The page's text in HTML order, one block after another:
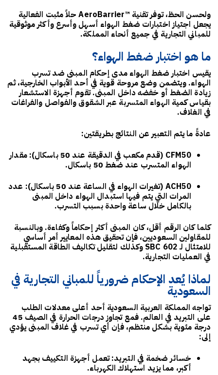
ولحسن الحظ، توفر تقنية ™AeroBarrier حلاً مثبت الفعالية
يجعل اجتياز اختبارات ضغط الهواء أسهل وأسرع وأكثر موثوقية
للمباني التجارية في جميع أنحاء المملكة.
ما هو اختبار ضغط الهواء؟
يقيس اختبار ضغط الهواء مدى إحكام المبنى ضد تسرب
الهواء. ويتضمن وضع مروحة قوية في أحد الأبواب الخارجية، ثم
زيادة الضغط أو خفضه داخل المبنى. تقوم أجهزة الاستشعار
بقياس كمية الهواء المتسربة عبر الشقوق والفواصل والفراغات
في الغلاف.
عادةً ما يتم التعبير عن النتائج بطريقتين:
CFM50 (قدم مكعب في الدقيقة عند 50 باسكال):
مقدار
الهواء المتسرب عند ضغط 50 باسكال.
ACH50 (تغيرات الهواء في الساعة عند 50 باسكال):
عدد
المرات التي يتم فيها استبدال الهواء داخل المبنى
بالكامل خلال ساعة واحدة بسبب التسرب.
كلما كان الرقم أقل، كان المبنى أكثر إحكاماً وكفاءة. وبالنسبة
للمقاولين السعوديين، فإن تحقيق هذه المعايير أمر أساسي
للامتثال لـ SBC 602وكذلك لتقليل تكاليف الطاقة المستقبلية
في العمليات التجارية.
لماذا يُعد الإحكام ضرورياً للمباني التجارية في
السعودية
تواجه المملكة العربية السعودية أحد أعلى معدلات الطلب
على التبريد في العالم. فمع تجاوز درجات الحرارة في الصيف 45
درجة مئوية بشكل منتظم، فإن أي تسرب في غلاف المبنى يؤدي
إلى:
خسائر ضخمة في التبريد:تعمل أجهزة التكييف بجهد
أكبر، مما يزيد استهلاك الكهرباء.